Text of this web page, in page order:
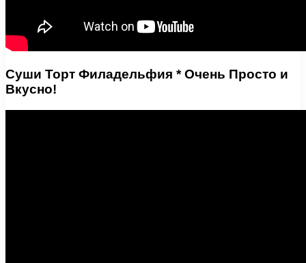
Суши Торт Филадельфия * Очень Просто и
Вкусно!